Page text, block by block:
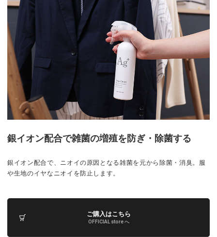
銀イオン配合で雑菌の増殖を防ぎ・除菌する
銀イオン配合で、ニオイの原因となる雑菌を元から除菌・消臭。服
や生地のイヤなニオイを防止します。
ご購入はこちら
OFFICIAL store へ